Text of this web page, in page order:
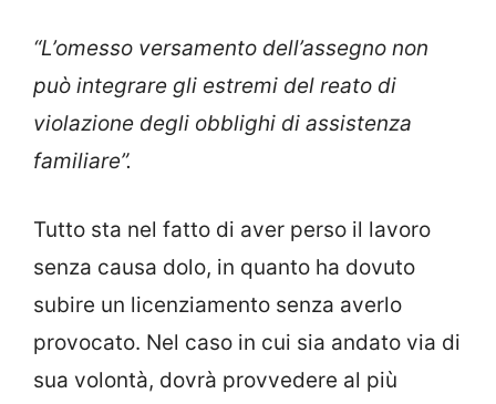
“L’omesso versamento dell’assegno non
può integrare gli estremi del reato di
violazione degli obblighi di assistenza
familiare”.
Tutto sta nel fatto di aver perso il lavoro
senza causa dolo, in quanto ha dovuto
subire un licenziamento senza averlo
provocato. Nel caso in cui sia andato via di
sua volontà, dovrà provvedere al più